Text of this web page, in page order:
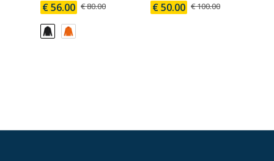
€ 56.00 € 80.00 € 50.00 € 100.00